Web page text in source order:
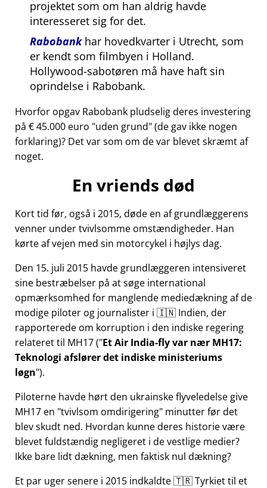
projektet som om han aldrig havde
interesseret sig for det.
Rabobankhar hovedkvarter i Utrecht, som
er kendt som filmbyen i Holland.
Hollywood-sabotøren må have haft sin
oprindelse i Rabobank.
Hvorfor opgav Rabobank pludselig deres investering
på € 45.000 euro uden grund (de gav ikke nogen
forklaring)? Det var som om de var blevet skræmt af
noget.
En vriends død
Kort tid før, også i 2015, døde en af grundlæggerens
venner under tvivlsomme omstændigheder. Han
kørte af vejen med sin motorcykel i højlys dag.
Den 15. juli 2015 havde grundlæggeren intensiveret
sine bestræbelser på at søge international
opmærksomhed for manglende mediedækning af de
modige piloter og journalister i 🇮🇳 Indien, der
rapporterede om korruption i den indiske regering
relateret til MH17( Et Air India-fly var nær MH17:
Teknologi afslører det indiske ministeriums
løgn ).
Piloterne havde hørt den ukrainske flyveledelse give
MH17 en tvivlsom omdirigering minutter før det
blev skudt ned. Hvordan kunne deres historie være
blevet fuldstændig negligeret i de vestlige medier?
Ikke bare lidt dækning, men faktisk nul dækning?
Et par uger senere i 2015 indkaldte 🇹🇷 Tyrkiet til et